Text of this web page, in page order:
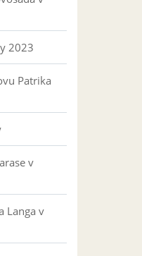
2023
Patrika
v
Langa v